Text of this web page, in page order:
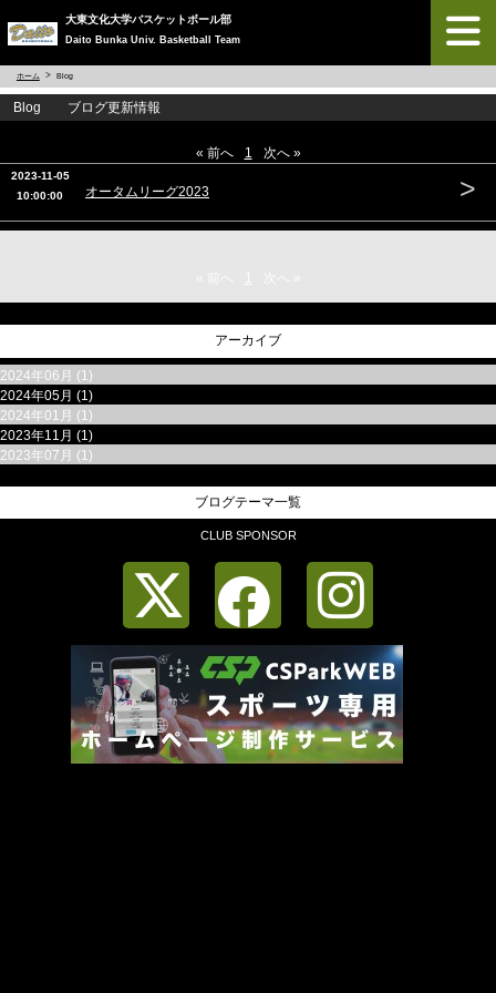
大東文化大学バスケットボール部
Daito Bunka Univ. Basketball Team
ホーム Blog
Blog ブログ更新情報
« 前へ 1 次へ »
2023-11-05
10:00:00
オータムリーグ2023 >
1
アーカイブ
2024年06月 (1)
2024年05月 (1)
2024年01月 (1)
2023年11月 (1)
2023年07月 (1)
ブログテーマ一覧
CLUB SPONSOR